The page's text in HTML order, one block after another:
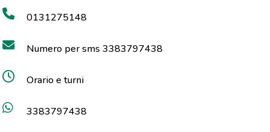
0131275148
Numero per sms 3383797438
Orario e turni
3383797438